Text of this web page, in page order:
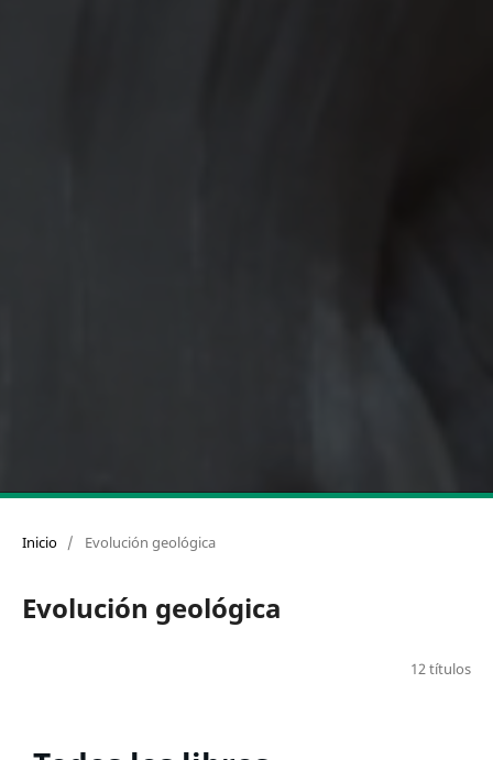
Inicio / Evolución geológica
Evolución geológica
12 títulos